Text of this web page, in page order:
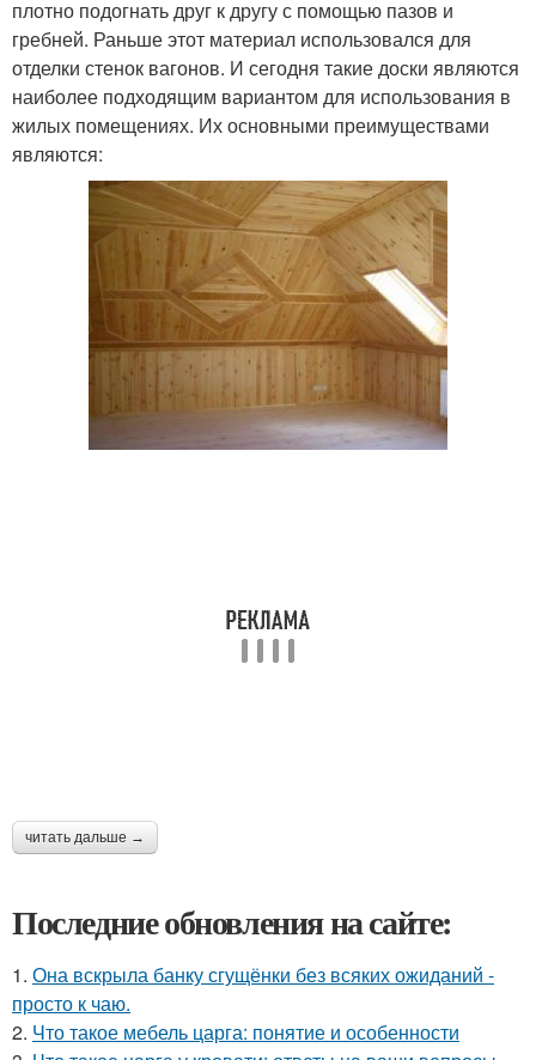
плотно подогнать друг к другу с помощью пазов и
гребней. Раньше этот материал использовался для
отделки стенок вагонов. И сегодня такие доски являются
наиболее подходящим вариантом для использования в
жилых помещениях. Их основными преимуществами
являются:
читать дальше →
Последние обновления на сайте:
1. Она вскрыла банку сгущёнки без всяких ожиданий -
просто к чаю.
2. Что такое мебель царга: понятие и особенности